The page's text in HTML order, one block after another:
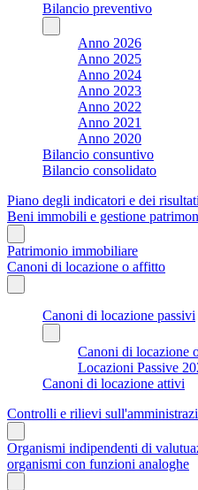
Bilancio preventivo
Anno 2026
Anno 2025
Anno 2024
Anno 2023
Anno 2022
Anno 2021
Anno 2020
Bilancio consuntivo
Bilancio consolidato
Piano degli indicatori e dei
Beni immobili e gestione
Patrimonio immobiliare
Canoni di locazione o affitto
Canoni di locazione passivi
Canoni di locazione
Locazioni Passive
Canoni di locazione attivi
Controlli e rilievi
Organismi indipendenti di
organismi con funzioni analoghe